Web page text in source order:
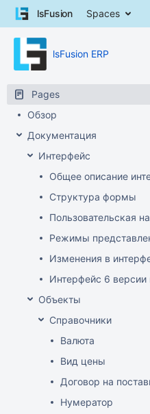
Skip
breadcrumbs
Skip
header
lsFusion Spaces
lsFusion ERP
Pages
Обзор
Документация
Интерфейс
Общее описание
Структура формы
Пользовательская
Режимы
Изменения в
Интерфейс 6 версии
Объекты
Справочники
Валюта
Вид цены
Договор на
Нумератор